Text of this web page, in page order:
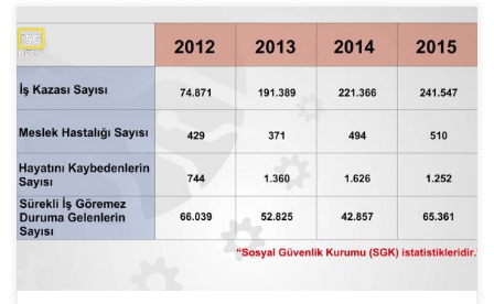
SGK tarafından paylaşılan istatistiklere göre 2012-2013-2014 ve
2015 yıllarında ülkemizde meydana gelen iş kazalarının ve meslek
hastalıklarının sayılarını ve bunlar neticesinde hayatını kaybeden ya
da sürekli iş göremez duruma gelenlerin sayısını tabloda
görebilirsiniz. Her 1 milyon çalışma saatinde meydana gelen iş
kazası sayısı, iş kazası sıklık hızı olarak ifade […]